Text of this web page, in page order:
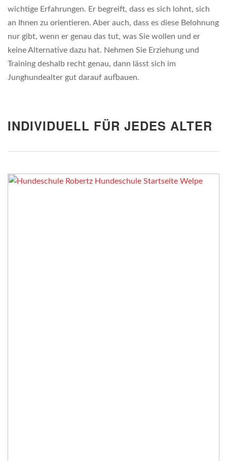
wichtige Erfahrungen. Er begreift, dass es sich lohnt, sich
an Ihnen zu orientieren. Aber auch, dass es diese Belohnung
nur gibt, wenn er genau das tut, was Sie wollen und er
keine Alternative dazu hat. Nehmen Sie Erziehung und
Training deshalb recht genau, dann lässt sich im
Junghundealter gut darauf aufbauen.
INDIVIDUELL FÜR JEDES ALTER